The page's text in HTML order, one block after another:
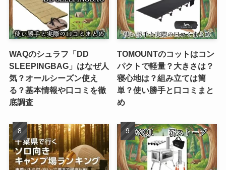
WAQのシュラフ「DD
SLEEPINGBAG」はなぜ人
気？オールシーズン使え
る？基本情報や口コミを徹
底調査
TOMOUNTのコットはコン
パクトで軽量？大きさは？
寝心地は？組み立ては簡
単？使い勝手と口コミまと
め